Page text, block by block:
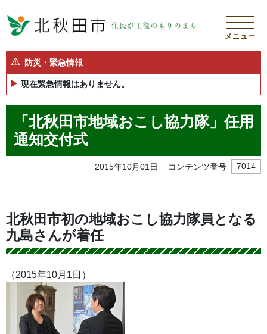
メニュー
防災・緊急情報
現在緊急情報はありません。
「北秋田市地域おこし協力隊」任用
通知交付式
2015年10月01日 コンテンツ番号 7014
北秋田市初の地域おこし協力隊員となる
九島さんが着任
（2015年10月1日）